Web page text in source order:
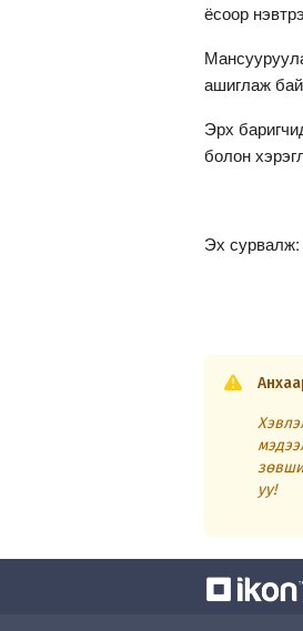
ёсоор
ашиглаж
Эрх
болон
Эх сурвалж:
уу!